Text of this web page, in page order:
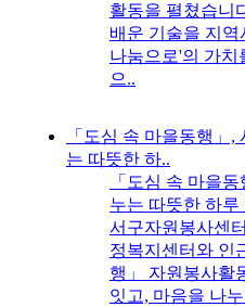
활동을 펼쳤습니
배운 기술을 지역
나눔으로'의 가치
으..
「도심 속 마을동행」
는 따뜻한 하..
「도심 속 마을
누는 따뜻한 하
서구자원봉사센
정복지센터와 인
행」 자원봉사활
잇고, 마음을 나